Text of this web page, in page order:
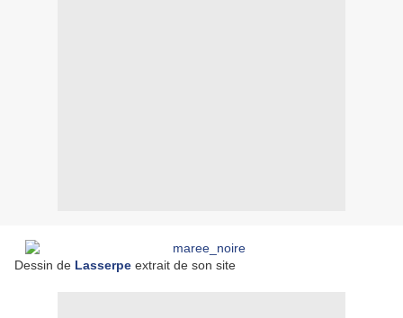
Dessin de Lasserpe extrait de son site